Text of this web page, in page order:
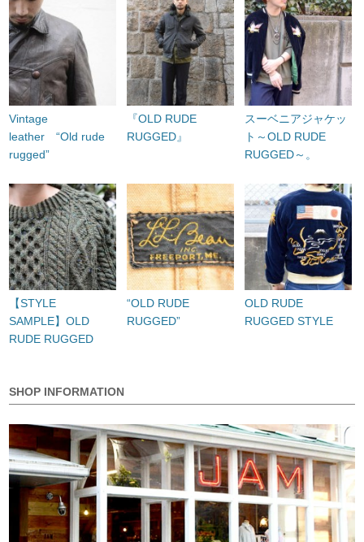
Vintage
leather “Old rude
rugged”
『OLD RUDE
RUGGED』
スーベニアジャケッ
ト～OLD RUDE
RUGGED～。
【STYLE
SAMPLE】OLD
RUDE RUGGED
“OLD RUDE
RUGGED”
OLD RUDE
RUGGED STYLE
SHOP INFORMATION